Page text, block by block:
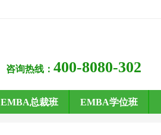
咨询热线： 400-8080-302
EMBA总裁班 EMBA学位班